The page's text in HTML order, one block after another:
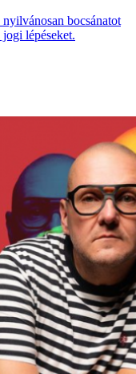
bocsánatot
lépéseket.